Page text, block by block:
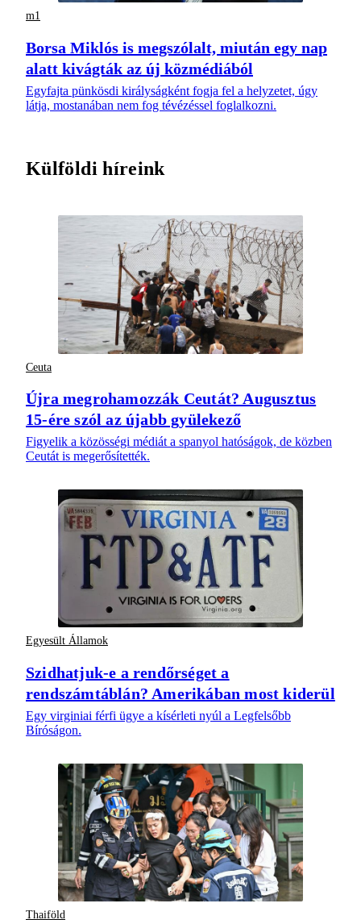
m1
Borsa Miklós is megszólalt, miután egy nap
alatt kivágták az új közmédiából
Egyfajta pünkösdi királyságként fogja fel a helyzetet, úgy
látja, mostanában nem fog tévézéssel foglalkozni.
Külföldi híreink
Ceuta
Újra megrohamozzák Ceutát? Augusztus
15-ére szól az újabb gyülekező
Figyelik a közösségi médiát a spanyol hatóságok, de közben
Ceutát is megerősítették.
Egyesült Államok
Szidhatjuk-e a rendőrséget a
rendszámtáblán? Amerikában most kiderül
Egy virginiai férfi ügye a kísérleti nyúl a Legfelsőbb
Bíróságon.
Thaiföld